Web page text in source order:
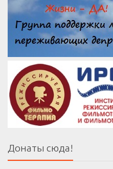
Донаты сюда!